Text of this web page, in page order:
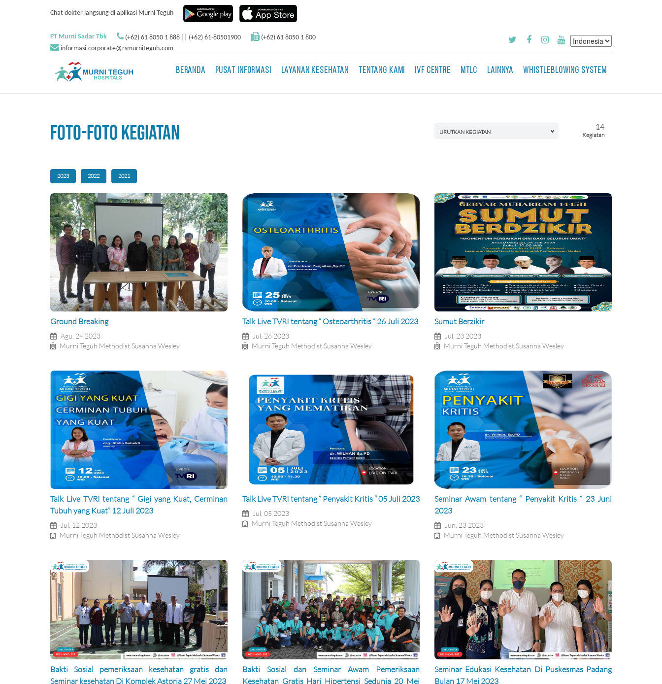
Chat dokter langsung di aplikasi Murni Teguh
PT Murni Sadar Tbk (+62) 61 8050 1 888 || (+62) 61-80501900
(+62) 61 8050 1 800
informasi-corporate@rsmurniteguh.com
BERANDA PUSAT INFORMASI LAYANAN KESEHATAN TENTANG KAMI IVF CENTRE MTLC LAINNYA WHISTLEBLOWING SYSTEM
FOTO-FOTO KEGIATAN URUTKAN KEGIATAN
14
Kegiatan
2023 2022 2021
Ground Breaking
Agu, 24 2023
Murni Teguh Methodist Susanna Wesley
Talk Live TVRI tentang “ Osteoarthritis “ 26 Juli 2023
Jul, 26 2023
Murni Teguh Methodist Susanna Wesley
Sumut Berzikir
Jul, 23 2023
Murni Teguh Methodist Susanna Wesley
Talk Live TVRI tentang “ Gigi yang Kuat, Cerminan
Tubuh yang Kuat” 12 Juli 2023
Jul, 12 2023
Murni Teguh Methodist Susanna Wesley
Talk Live TVRI tentang “ Penyakit Kritis “ 05 Juli 2023
Jul, 05 2023
Murni Teguh Methodist Susanna Wesley
Seminar Awam tentang “ Penyakit Kritis “ 23 Juni
2023
Jun, 23 2023
Murni Teguh Methodist Susanna Wesley
Bakti Sosial pemeriksaan kesehatan gratis dan
Seminar kesehatan Di Komplek Astoria 27 Mei 2023
Bakti Sosial dan Seminar Awam Pemeriksaan
Kesehatan Gratis Hari Hipertensi Sedunia 20 Mei
Seminar Edukasi Kesehatan Di Puskesmas Padang
Bulan 17 Mei 2023